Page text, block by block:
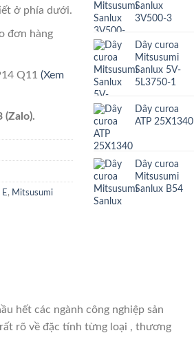
ở phía dưới.
đơn hàng
Q11 (Xem
(Zalo).
, Mitsusumi
Sanlux
3V500-3
Dây curoa
Mitsusumi
Sanlux 5V-
5L3750-1
Dây curoa
ATP 25X1340
Dây curoa
Mitsusumi
Sanlux B54
hết các ngành công nghiệp sản
rõ về đặc tính từng loại , thương